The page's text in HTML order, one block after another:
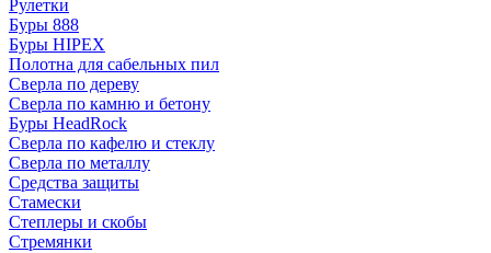
Рулетки
Буры 888
Буры HIPEX
Полотна для сабельных пил
Сверла по дереву
Сверла по камню и бетону
Буры HeadRock
Сверла по кафелю и стеклу
Сверла по металлу
Средства защиты
Стамески
Степлеры и скобы
Стремянки